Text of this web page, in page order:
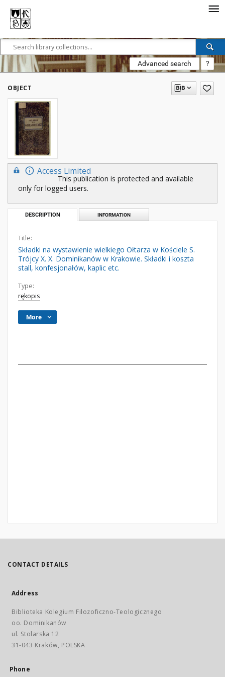
Advanced search ?
OBJECT
Access Limited
This publication is protected and available
only for logged users.
DESCRIPTION INFORMATION
Title:
Składki na wystawienie wielkiego Ołtarza w Kościele S.
Trójcy X. X. Dominikanów w Krakowie. Składki i koszta
stall, konfesjonałów, kaplic etc.
Type:
rękopis
More
CONTACT DETAILS
Address
Biblioteka Kolegium Filozoficzno-Teologicznego
oo. Dominikanów
ul. Stolarska 12
31-043 Kraków, POLSKA
Phone